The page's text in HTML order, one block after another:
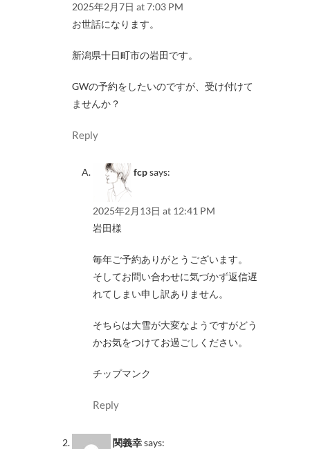
2025年2月7日 at 7:03 PM
お世話になります。
新潟県十日町市の岩田です。
GWの予約をしたいのですが、受け付けて
ませんか？
Reply
fcpsays:
2025年2月13日 at 12:41 PM
岩田様
毎年ご予約ありがとうございます。
そしてお問い合わせに気づかず返信遅
れてしまい申し訳ありません。
そちらは大雪が大変なようですがどう
かお気をつけてお過ごしください。
チップマンク
Reply
関義幸says: